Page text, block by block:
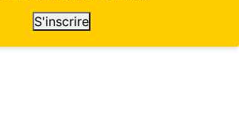
S'inscrire